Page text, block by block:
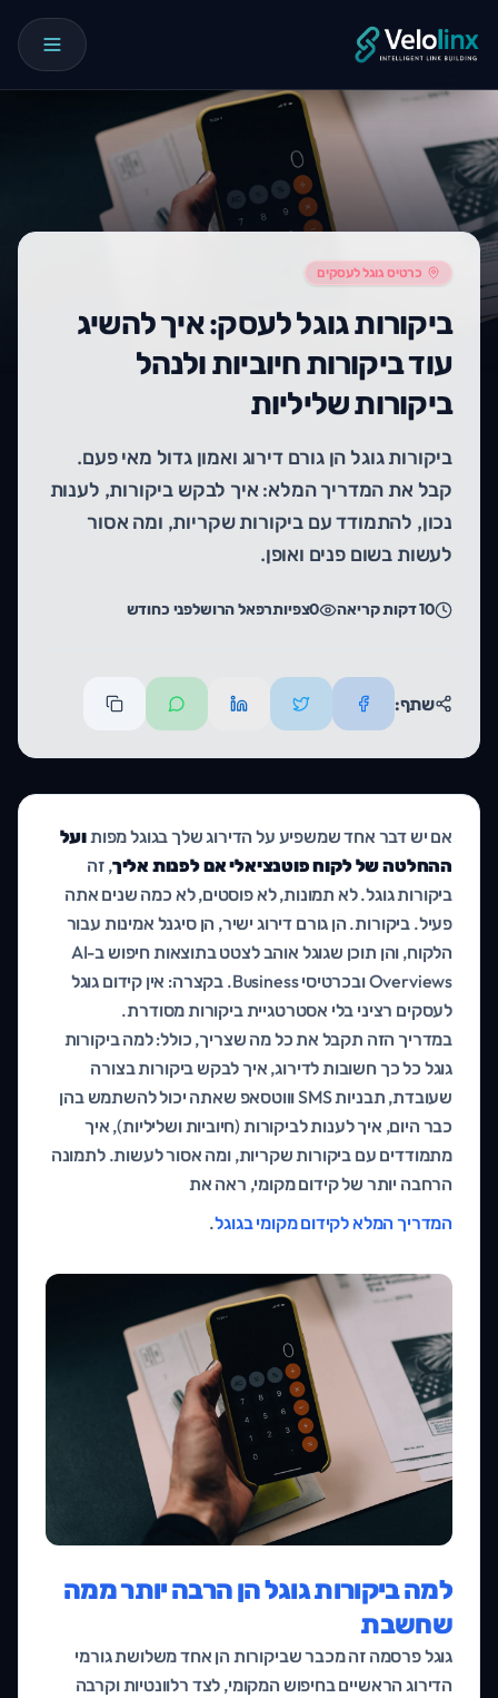
כרטיס גוגל לעסקים
ביקורות גוגל לעסק: איך להשיג
עוד ביקורות חיוביות ולנהל
ביקורות שליליות
ביקורות גוגל הן גורם דירוג ואמון גדול מאי פעם.
קבל את המדריך המלא: איך לבקש ביקורות, לענות
נכון, להתמודד עם ביקורות שקריות, ומה אסור
לעשות בשום פנים ואופן.
10דקות קריאה 0צפיותרפאל הרושלפני כחודש
שתף:
אם יש דבר אחד שמשפיע על הדירוג שלך בגוגל מפותועל
ההחלטה של לקוח פוטנציאלי אם לפנות אליך, זה
ביקורות גוגל. לא תמונות, לא פוסטים, לא כמה שנים אתה
פעיל. ביקורות. הן גורם דירוג ישיר, הן סיגנל אמינות עבור
הלקוח, והן תוכן שגוגל אוהב לצטט בתוצאות חיפוש ב-AI
Overviews ובכרטיסי Business. בקצרה: אין קידום גוגל
לעסקים רציני בלי אסטרטגיית ביקורות מסודרת.
במדריך הזה תקבל את כל מה שצריך, כולל: למה ביקורות
גוגל כל כך חשובות לדירוג, איך לבקש ביקורות בצורה
שעובדת, תבניות SMS וווטסאפ שאתה יכול להשתמש בהן
כבר היום, איך לענות לביקורות (חיוביות ושליליות), איך
מתמודדים עם ביקורות שקריות, ומה אסור לעשות. לתמונה
הרחבה יותר של קידום מקומי, ראה את
המדריך המלא לקידום מקומי בגוגל.
למה ביקורות גוגל הן הרבה יותר ממה
שחשבת
גוגל פרסמה זה מכבר שביקורות הן אחד משלושת גורמי
הדירוג הראשיים בחיפוש המקומי, לצד רלוונטיות וקרבה